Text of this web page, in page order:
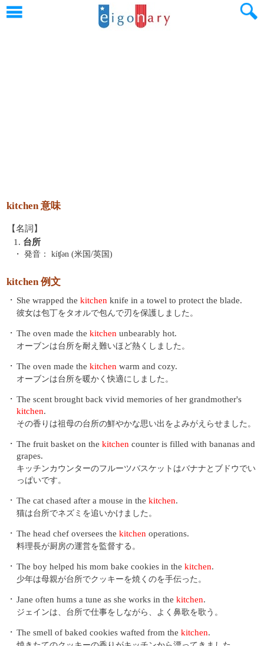
kitchen 意味
【名詞】
1. 台所
・ 発音： kíʧən (米国/英国)
kitchen 例文
・ She wrapped the kitchen knife in a towel to protect the blade.
彼女は包丁をタオルで包んで刃を保護しました。
・ The oven made the kitchen unbearably hot.
オーブンは台所を耐え難いほど熱くしました。
・ The oven made the kitchen warm and cozy.
オーブンは台所を暖かく快適にしました。
・ The scent brought back vivid memories of her grandmother's
kitchen.
その香りは祖母の台所の鮮やかな思い出をよみがえらせました。
・ The fruit basket on the kitchen counter is filled with bananas and
grapes.
キッチンカウンターのフルーツバスケットはバナナとブドウでい
っぱいです。
・ The cat chased after a mouse in the kitchen.
猫は台所でネズミを追いかけました。
・ The head chef oversees the kitchen operations.
料理長が厨房の運営を監督する。
・ The boy helped his mom bake cookies in the kitchen.
少年は母親が台所でクッキーを焼くのを手伝った。
・ Jane often hums a tune as she works in the kitchen.
ジェインは、台所で仕事をしながら、よく鼻歌を歌う。
・ The smell of baked cookies wafted from the kitchen.